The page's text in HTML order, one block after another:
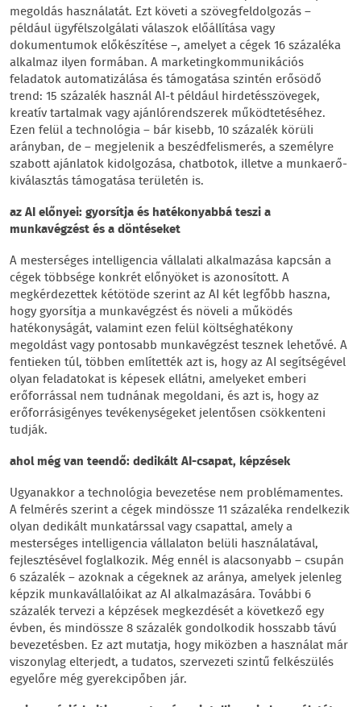
megoldás használatát. Ezt követi a szövegfeldolgozás –
például ügyfélszolgálati válaszok előállítása vagy
dokumentumok előkészítése –, amelyet a cégek 16 százaléka
alkalmaz ilyen formában. A marketingkommunikációs
feladatok automatizálása és támogatása szintén erősödő
trend: 15 százalék használ AI-t például hirdetésszövegek,
kreatív tartalmak vagy ajánlórendszerek működtetéséhez.
Ezen felül a technológia – bár kisebb, 10 százalék körüli
arányban, de – megjelenik a beszédfelismerés, a személyre
szabott ajánlatok kidolgozása, chatbotok, illetve a munkaerő-
kiválasztás támogatása területén is.
az AI előnyei: gyorsítja és hatékonyabbá teszi a
munkavégzést és a döntéseket
A mesterséges intelligencia vállalati alkalmazása kapcsán a
cégek többsége konkrét előnyöket is azonosított. A
megkérdezettek kétötöde szerint az AI két legfőbb haszna,
hogy gyorsítja a munkavégzést és növeli a működés
hatékonyságát, valamint ezen felül költséghatékony
megoldást vagy pontosabb munkavégzést tesznek lehetővé. A
fentieken túl, többen említették azt is, hogy az AI segítségével
olyan feladatokat is képesek ellátni, amelyeket emberi
erőforrással nem tudnának megoldani, és azt is, hogy az
erőforrásigényes tevékenységeket jelentősen csökkenteni
tudják.
ahol még van teendő: dedikált AI-csapat, képzések
Ugyanakkor a technológia bevezetése nem problémamentes.
A felmérés szerint a cégek mindössze 11 százaléka rendelkezik
olyan dedikált munkatárssal vagy csapattal, amely a
mesterséges intelligencia vállalaton belüli használatával,
fejlesztésével foglalkozik. Még ennél is alacsonyabb – csupán
6 százalék – azoknak a cégeknek az aránya, amelyek jelenleg
képzik munkavállalóikat az AI alkalmazására. További 6
százalék tervezi a képzések megkezdését a következő egy
évben, és mindössze 8 százalék gondolkodik hosszabb távú
bevezetésben. Ez azt mutatja, hogy miközben a használat már
viszonylag elterjedt, a tudatos, szervezeti szintű felkészülés
egyelőre még gyerekcipőben jár.